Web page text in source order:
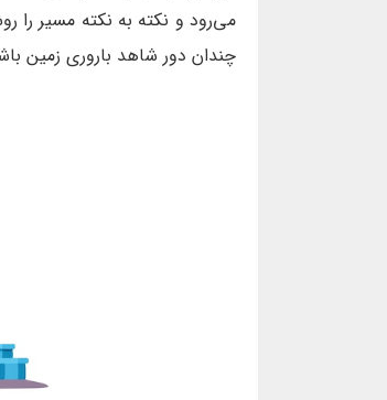
می‌رود و نکته به نکته مسیر را
چندان دور شاهد باروری زمین